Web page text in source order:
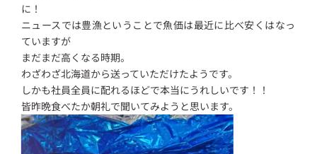
に！
ニュースでは豊漁ということで魚価は最近に比べ安くはなっ
ていますが
まだまだ高くなる時期。
わざわざ北海道から送っていただけたようです。
しかも社員全員に配れるほどで本当にうれしいです！！
皆昨晩食べたか朝礼で聞いてみようと思います。